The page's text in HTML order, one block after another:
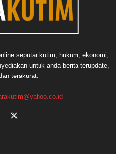
seputar kutim, hukum, ekonomi,
untuk anda berita terupdate,
terakurat.